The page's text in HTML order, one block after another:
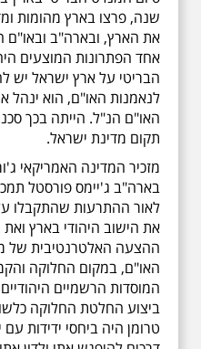
שנה, פרצו בארץ מהומות
את הארץ, ובארה"ב ובאו"ם
אחד הפתרונות המוצעים
הבריטי על ארץ ישראל יש
לנאמנות האו"ם, הוא
האו"ם הנ"ל. הייתה בכך
תקום מדינת ישראל.
מזכיר המדינה האמריקאי
בארה"ב ג'יימס פורסטל
לאור ההתרעות שהתקבלו
את הישוב היהודי בארץ
ההצעה האלטרנטיבית של
האו"ם, במקום החלוקה
המוסדות הרשמיים
ביצוע החלטת החלוקה
טרומן היה ביחסי ידידות